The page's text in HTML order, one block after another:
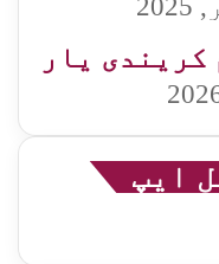
کریندی یار
ایپ